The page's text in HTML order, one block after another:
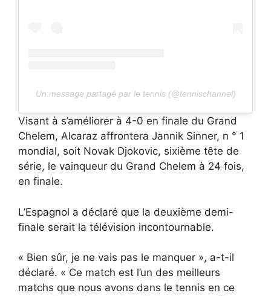
Un message partagé par le tennis (@tennischannel)
Visant à s’améliorer à 4-0 en finale du Grand
Chelem, Alcaraz affrontera Jannik Sinner, n ° 1
mondial, soit Novak Djokovic, sixième tête de
série, le vainqueur du Grand Chelem à 24 fois,
en finale.
L’Espagnol a déclaré que la deuxième demi-
finale serait la télévision incontournable.
« Bien sûr, je ne vais pas le manquer », a-t-il
déclaré. « Ce match est l’un des meilleurs
matchs que nous avons dans le tennis en ce